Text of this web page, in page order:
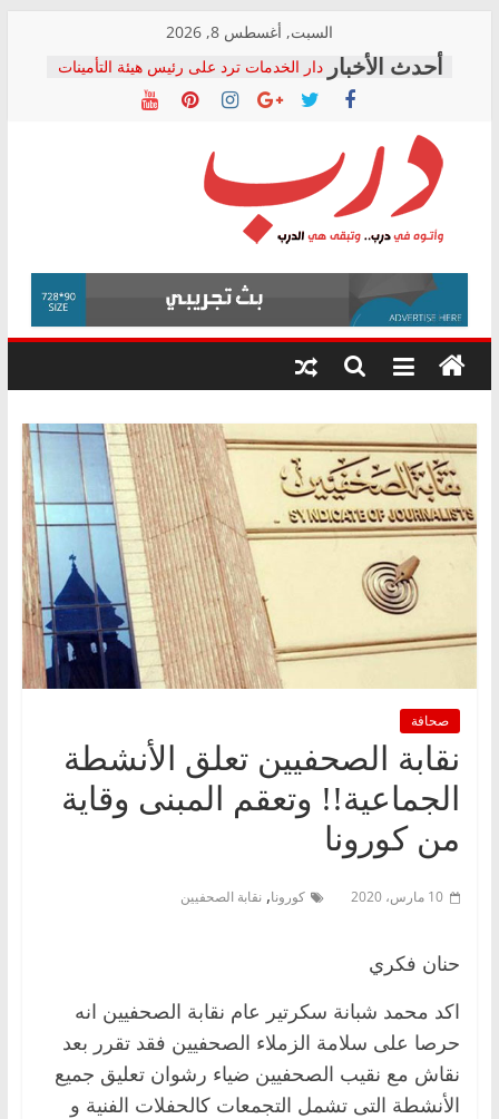
content
السبت, أغسطس 8, 2026
دار الخدمات ترد على رئيس هيئة التأمينات
بعد مؤتمره الصحفي: إنكار الأزمة لا ينهي
معاناة أصحاب المعاشات.. ونطالب بكشف
فرحات سليمان يكتب: القطاع الصحي إلى
أين؟
حزب التحالف الشعبي يطلق لجنة “الحق
في الصحة” بالإسكندرية لرصد الانتهاكات
ودعم المرضى
الوزاري لمدينة الصحفيين.. وانتهاء أعمال
إنشاء المبنى الإداري
المجلس القومي لحقوق الإنسان يعلن
متابعة قضية الدكتور محمد زهران.. ويؤكد:
قرينة البراءة وضمانات المحاكمة العادلة
درب
وأتوه
درب..
وتبقى
هي
صحافة
نقابة الصحفيين تعلق الأنشطة
الجماعية!! وتعقم المبنى وقاية
من كورونا
10 مارس، 2020 كورونا, نقابة الصحفيين
حنان فكري
اكد محمد شبانة سكرتير عام نقابة الصحفيين انه
حرصا على سلامة الزملاء الصحفيين فقد تقرر بعد
نقاش مع نقيب الصحفيين ضياء رشوان تعليق جميع
الأنشطة التى تشمل التجمعات كالحفلات الفنية و